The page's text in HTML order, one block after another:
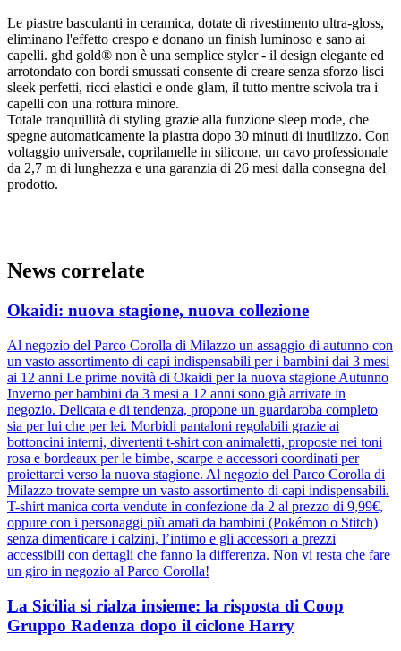
Le piastre basculanti in ceramica, dotate di rivestimento ultra-gloss,
eliminano l'effetto crespo e donano un finish luminoso e sano ai
capelli. ghd gold® non è una semplice styler - il design elegante ed
arrotondato con bordi smussati consente di creare senza sforzo lisci
sleek perfetti, ricci elastici e onde glam, il tutto mentre scivola tra i
capelli con una rottura minore.
Totale tranquillità di styling grazie alla funzione sleep mode, che
spegne automaticamente la piastra dopo 30 minuti di inutilizzo. Con
voltaggio universale, coprilamelle in silicone, un cavo professionale
da 2,7 m di lunghezza e una garanzia di 26 mesi dalla consegna del
prodotto.
News correlate
Okaidi: nuova stagione, nuova collezione
Al negozio del Parco Corolla di Milazzo un assaggio di autunno con
un vasto assortimento di capi indispensabili per i bambini dai 3 mesi
ai 12 anni Le prime novità di Okaidi per la nuova stagione Autunno
Inverno per bambini da 3 mesi a 12 anni sono già arrivate in
negozio. Delicata e di tendenza, propone un guardaroba completo
sia per lui che per lei. Morbidi pantaloni regolabili grazie ai
bottoncini interni, divertenti t-shirt con animaletti, proposte nei toni
rosa e bordeaux per le bimbe, scarpe e accessori coordinati per
proiettarci verso la nuova stagione. Al negozio del Parco Corolla di
Milazzo trovate sempre un vasto assortimento di capi indispensabili.
T-shirt manica corta vendute in confezione da 2 al prezzo di 9,99€,
oppure con i personaggi più amati da bambini (Pokémon o Stitch)
senza dimenticare i calzini, l’intimo e gli accessori a prezzi
accessibili con dettagli che fanno la differenza. Non vi resta che fare
un giro in negozio al Parco Corolla!
La Sicilia si rialza insieme: la risposta di Coop
Gruppo Radenza dopo il ciclone Harry